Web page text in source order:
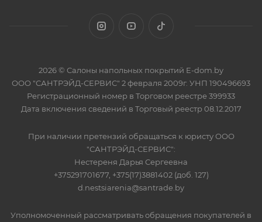
2026 © Салоны напольных покрытий E-dom.by
ООО "САНТРЭЙД-СЕРВИС" 2 февраля 2009г. УНП 190496693
Регистрационный номер в Торговом реестре 399933
Дата включения сведений в Торговый реестр 08.12.2017
При наличии претензий обращаться к юристу ООО
"САНТРЭЙД-СЕРВИС":
Нестереня Дарья Сергеевна
+375291701677, +375(17)3881402 (доб. 127)
d.nestsiarenia@santrade.by
Уполномоченный рассматривать обращения покупателей в